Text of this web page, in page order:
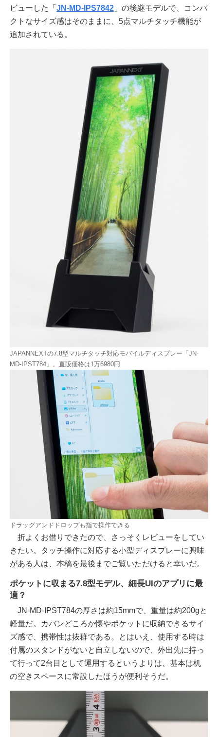
ビューした「 JN-MD-IPS7842 」の後継モデルで、コンパ
クトなサイズ感はそのままに、5点マルチタッチ機能が
追加されている。
JAPANNEXTの7.8型マルチタッチ対応モバイルディスプレー「JN-
MD-IPST784」。直販価格は1万6980円
ドラッグアンドドロップも指で操作できる
折よくお借りできたので、さっそくレビューをしてい
きたい。タッチ操作に対応する小型ディスプレーに興味
がある人は、本稿を最後までご覧いただけると幸いだ。
ポケットに収まる7.8型モデル、細長UIのアプリに最
適？
JN-MD-IPST784の厚さは約15mmで、重量は約200gと
軽量だ。カバンどころか懐やポケットに収納できるサイ
ズ感で、携帯性は抜群である。とはいえ、使用する時は
付属のスタンドがないと自立しないので、外出先に持っ
て行って2台目として運用するというよりは、基本は机
の空きスペースに常設したほうが便利そうだ。